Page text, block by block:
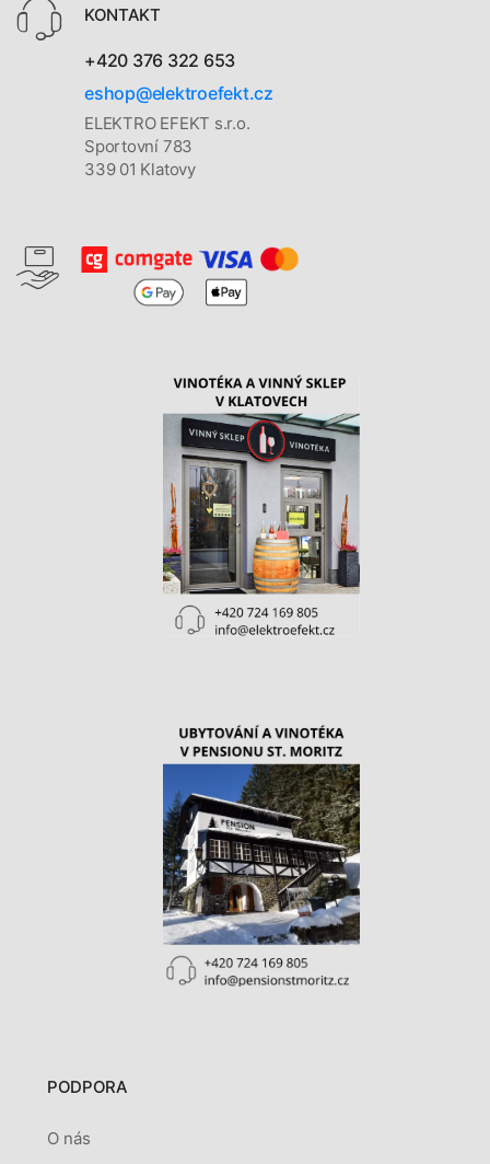
KONTAKT
+420 376 322 653
eshop@elektroefekt.cz
ELEKTRO EFEKT s.r.o.
Sportovní 783
339 01 Klatovy
PODPORA
O nás